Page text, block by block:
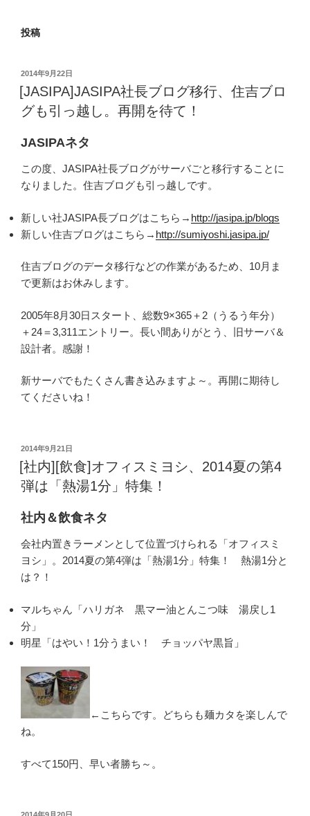
投稿
投
稿
日:
2014年9月22日
[JASIPA]JASIPA社長ブログ移行、住吉ブロ
グも引っ越し。再開を待て！
JASIPAネタ
この度、JASIPA社長ブログがサーバごと移行することに
なりました。住吉ブログも引っ越しです。
新しい社JASIPA長ブログはこちら→ http://jasipa.jp/blogs
新しい住吉ブログはこちら→ http://sumiyoshi.jasipa.jp/
住吉ブログのデータ移行などの作業があるため、10月ま
で更新はお休みします。
2005年8月30日スタート、総数9×365＋2（うるう年分）
＋24＝3,311エントリー。長い間ありがとう、旧サーバ＆
設計者。感謝！
新サーバでもたくさん書き込みますよ～。再開に期待し
てくださいね！
投
稿
日:
2014年9月21日
[社内][飲食]オフィスミヨシ、2014夏の第4
弾は「熱湯1分」特集！
社内＆飲食ネタ
会社内置きラーメンとして位置づけられる「オフィスミ
ヨシ」。2014夏の第4弾は「熱湯1分」特集！ 熱湯1分と
は？！
マルちゃん「ハリガネ 黒マー油とんこつ味 湯戻し1
分」
明星「はやい！1分うまい！ チョッパヤ黒旨」
←こちらです。どちらも麺カタを楽しんで
ね。
すべて150円、早い者勝ち～。